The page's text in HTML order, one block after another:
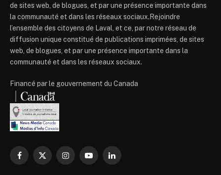
de sites web, de blogues, et par une présence importante dans
la communauté et dans les réseaux sociaux.Rejoindre
l’ensemble des citoyens de Laval, et ce, par notre réseau de
diffusion unique constitué de publications imprimées, de sites
web, de blogues, et par une présence importante dans la
communauté et dans les réseaux sociaux.
Financé par le gouvernement du Canada
Facebook
X
InstagramYouTubeLinkedIn